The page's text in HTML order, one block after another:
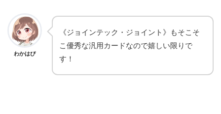
わかはぴ
《ジョインテック・ジョイント》もそこそ
こ優秀な汎用カードなので嬉しい限りで
す！